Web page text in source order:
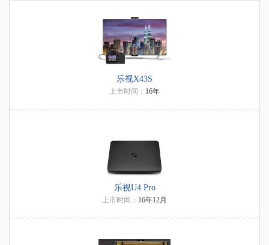
乐视X43S
上市时间： 16年
乐视U4 Pro
上市时间： 16年12月